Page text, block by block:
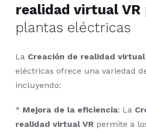
realidad virtual VR
plantas eléctricas
La Creación de realidad virtual
eléctricas ofrece una variedad
incluyendo:
* Mejora de la eficiencia: La
realidad virtual VR permite a